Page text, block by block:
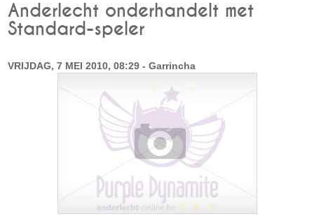
Anderlecht onderhandelt met
Standard-speler
VRIJDAG, 7 MEI 2010, 08:29 - Garrincha